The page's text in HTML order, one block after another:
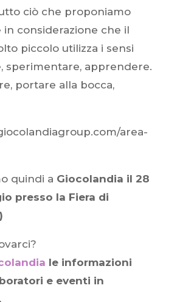
ciò che proponiamo
considerazione che il
piccolo utilizza i sensi
sperimentare, apprendere.
portare alla bocca,
area-
quindi a Giocolandia il 28
presso la Fiera di
le informazioni
e eventi in